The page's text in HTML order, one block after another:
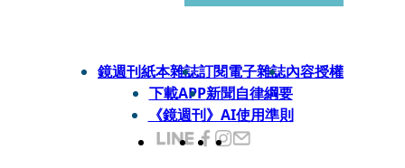
鏡週刊紙本雜誌訂閱電子雜誌內容授權
下載APP新聞自律綱要
《鏡週刊》AI使用準則